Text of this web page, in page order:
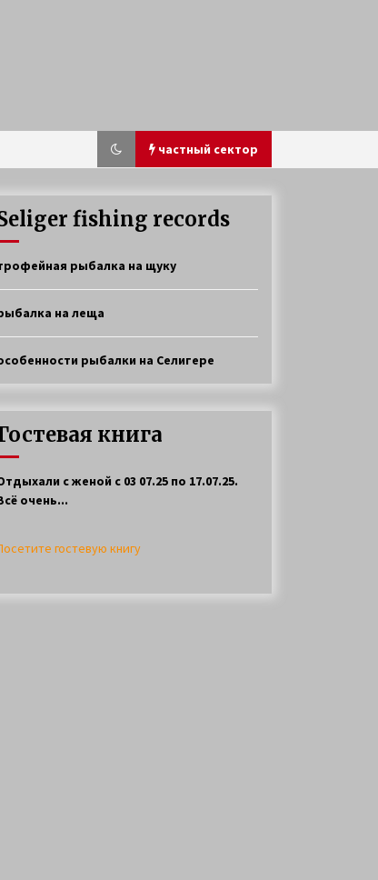
частный сектор
4 года ago
Прибрежная щука
6 лет ago
селигере
fishing records
рыбалка на щуку
на леща
рыбалки на Селигере
книга
с женой с 03 07.25 по 17.07.25.
очень...
гостевую книгу